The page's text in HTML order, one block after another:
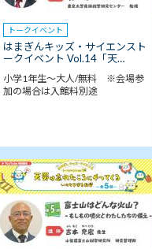
トークイベント
はまぎんキッズ・サイエンスト
ークイベント Vol.14「天…
小学1年生～大人/無料 ※会場参
加の場合は入館料別途